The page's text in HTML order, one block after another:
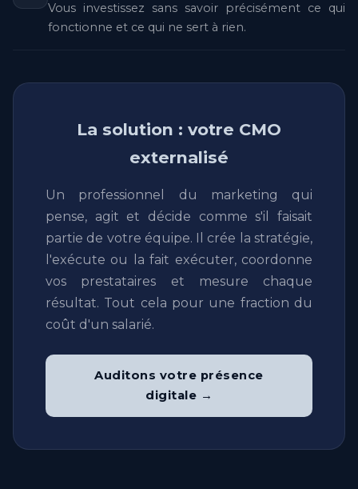
Vous investissez sans savoir précisément ce qui
fonctionne et ce qui ne sert à rien.
La solution : votre CMO
externalisé
Un professionnel du marketing qui
pense, agit et décide comme s'il faisait
partie de votre équipe. Il crée la stratégie,
l'exécute ou la fait exécuter, coordonne
vos prestataires et mesure chaque
résultat. Tout cela pour une fraction du
coût d'un salarié.
Auditons votre présence
digitale →